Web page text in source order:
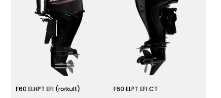
F60 ELHPT EFI (rorkult) F60 ELPT EFI CT